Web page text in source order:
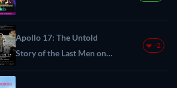
Apollo 17: The Untold
Story of the Last Men on
the Moon
-2